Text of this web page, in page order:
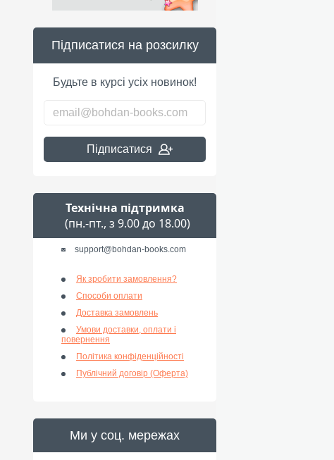
Підписатися на розсилку
Будьте в курсі усіх новинок!
Підписатися
Технічна підтримка
(пн.-пт., з 9.00 до 18.00)
support@bohdan-books.com
Як зробити замовлення?
Способи оплати
Доставка замовлень
Умови доставки, оплати і
повернення
Політика конфіденційності
Публічний договір (Оферта)
Ми у соц. мережах